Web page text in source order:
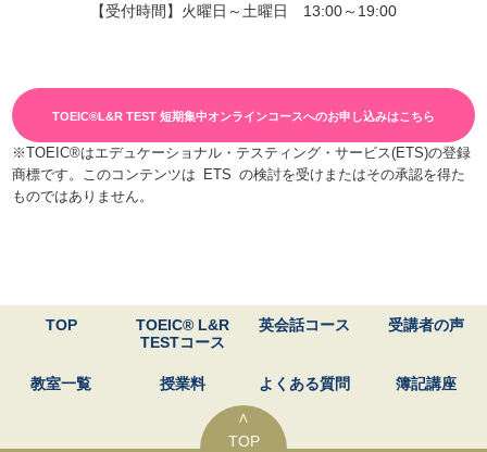
【受付時間】火曜日～土曜日 13:00～19:00
TOEIC®L&R TEST 短期集中オンラインコースへのお申し込みはこちら
※TOEIC®はエデュケーショナル・テスティング・サービス(ETS)の登録
商標です。このコンテンツは ETS の検討を受けまたはその承認を得た
ものではありません。
TOP
TOEIC® L&R
TESTコース
英会話コース 受講者の声
教室一覧 授業料 よくある質問
簿記講座
∧
TOP